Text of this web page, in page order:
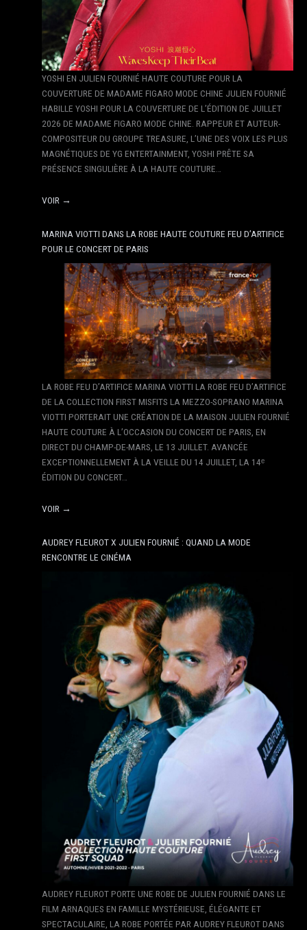
YOSHI EN JULIEN FOURNIÉ HAUTE COUTURE POUR LA
COUVERTURE DE MADAME FIGARO MODE CHINE JULIEN FOURNIÉ
HABILLE YOSHI POUR LA COUVERTURE DE L’ÉDITION DE JUILLET
2026 DE MADAME FIGARO MODE CHINE. RAPPEUR ET AUTEUR-
COMPOSITEUR DU GROUPE TREASURE, L’UNE DES VOIX LES PLUS
MAGNÉTIQUES DE YG ENTERTAINMENT, YOSHI PRÊTE SA
PRÉSENCE SINGULIÈRE À LA HAUTE COUTURE…
VOIR →
MARINA VIOTTI DANS LA ROBE HAUTE COUTURE FEU D’ARTIFICE
POUR LE CONCERT DE PARIS
LA ROBE FEU D’ARTIFICE MARINA VIOTTI LA ROBE FEU D’ARTIFICE
DE LA COLLECTION FIRST MISFITS LA MEZZO-SOPRANO MARINA
VIOTTI PORTERAIT UNE CRÉATION DE LA MAISON JULIEN FOURNIÉ
HAUTE COUTURE À L’OCCASION DU CONCERT DE PARIS, EN
DIRECT DU CHAMP-DE-MARS, LE 13 JUILLET. AVANCÉE
EXCEPTIONNELLEMENT À LA VEILLE DU 14 JUILLET, LA 14ᵉ
ÉDITION DU CONCERT…
VOIR →
AUDREY FLEUROT X JULIEN FOURNIÉ : QUAND LA MODE
RENCONTRE LE CINÉMA
AUDREY FLEUROT PORTE UNE ROBE DE JULIEN FOURNIÉ DANS LE
FILM ARNAQUES EN FAMILLE MYSTÉRIEUSE, ÉLÉGANTE ET
SPECTACULAIRE, LA ROBE PORTÉE PAR AUDREY FLEUROT DANS